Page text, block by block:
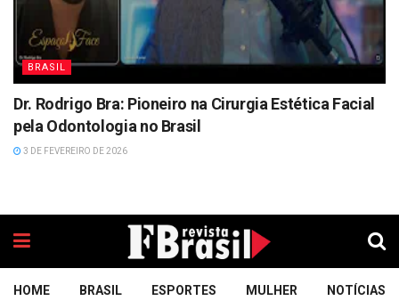
BRASIL
Dr. Rodrigo Bra: Pioneiro na Cirurgia Estética Facial
pela Odontologia no Brasil
3 DE FEVEREIRO DE 2026
HOME BRASIL ESPORTES MULHER NOTÍCIAS